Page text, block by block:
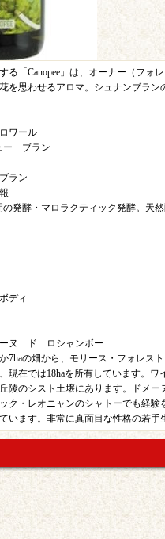
る「Canopee」は、オーナー（フ
を思わせるアロマ。シュナンブラン
ール
ブラン
ラン
発酵・マロラクティック発酵。天
ディ
ーヌ ド ロシャンボー
7haの畑から、モリース・フォレス
現在では18haを所有しています。
陵のシスト土壌にあります。ドメ
ク・レオニャンのシャトーでも経
います。非常に真面目な性格の若手